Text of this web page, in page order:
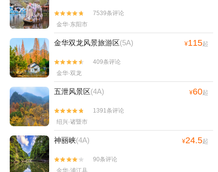


7539条评论
金华·东阳市
金华双龙风景旅游区(5A) ¥115起


409条评论
金华·双龙
五泄风景区(4A) ¥60起


1391条评论
绍兴·诸暨市
神丽峡(4A) ¥24.5起


90条评论